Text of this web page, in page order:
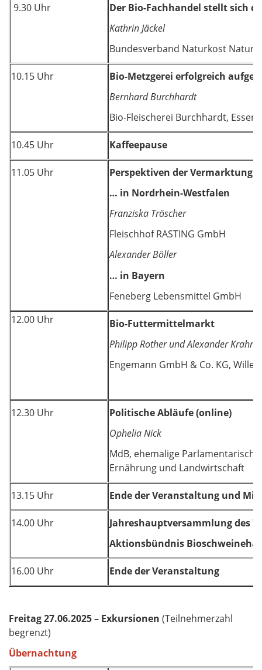
9.30 Uhr
Der Bio-Fachhandel stellt sich
Kathrin Jäckel
Bundesverband Naturkost
10.15 Uhr
Bio-Metzgerei erfolgreich
Bernhard Burchhardt
Bio-Fleischerei Burchhardt, Essen
10.45 Uhr Kaffeepause
11.05 Uhr
Perspektiven der Vermarktung
… in Nordrhein-Westfalen
Franziska Tröscher
Fleischhof RASTING GmbH
Alexander Böller
… in Bayern
Feneberg Lebensmittel GmbH
12.00 Uhr
Bio-Futtermittelmarkt
Philipp Rother und Alexander Krahn
Engemann GmbH & Co. KG,
12.30 Uhr
Politische Abläufe (online)
Ophelia Nick
MdB, ehemalige
Ernährung und Landwirtschaft
13.15 Uhr Ende der Veranstaltung und
14.00 Uhr
Jahreshauptversammlung des
Aktionsbündnis
16.00 Uhr Ende der Veranstaltung
Freitag 27.06.2025 – Exkursionen (Teilnehmerzahl
begrenzt)
Übernachtung